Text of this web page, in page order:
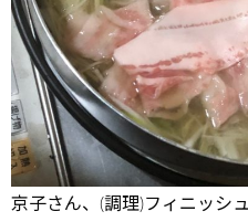
京子さん、(調理)フィニッシ